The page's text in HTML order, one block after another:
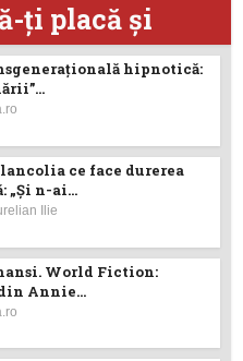
ţi placă şi
hipnotică:
ce face durerea
„Și n-ai...
Ilie
World Fiction:
Annie...